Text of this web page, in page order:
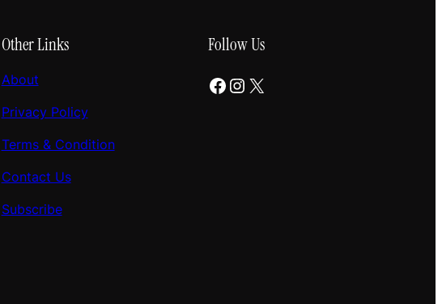
Other Links
About
Privacy Policy
Terms & Condition
Contact Us
Subscribe
Follow Us
Facebook Instagram X